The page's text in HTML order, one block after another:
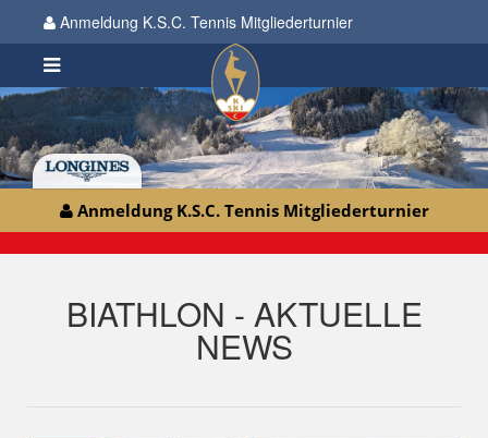
Anmeldung K.S.C. Tennis Mitgliederturnier
Anmeldung K.S.C. Tennis Mitgliederturnier
BIATHLON - AKTUELLE
NEWS